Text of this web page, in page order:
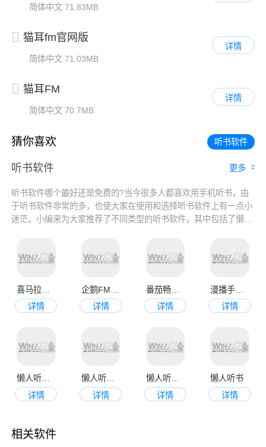
简体中文 71.83MB
猫耳fm官网版
简体中文 71.03MB
详情
猫耳FM
简体中文 70.7MB
详情
猜你喜欢 听书软件
听书软件 更多
听书软件哪个最好还是免费的?当今很多人都喜欢用手机听书，由
于听书软件非常的多，也使大家在使用和选择听书软件上有一点小
迷茫。小编来为大家推荐了不同类型的听书软件，其中包括了懒人
行选择使用哦。
喜马拉雅听书最新版app
详情
详情
番茄畅听最新版本
详情
详情
懒人听书app官网最新版
详情
懒人听书手机版
详情
懒人听书手机版
详情
懒人听书
详情
相关软件